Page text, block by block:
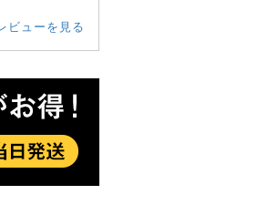
ビューを見る